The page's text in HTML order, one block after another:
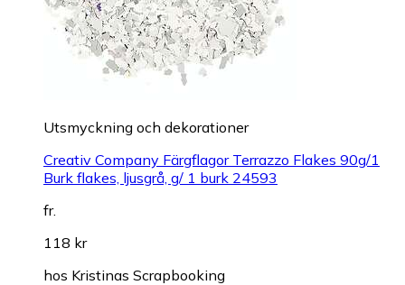
Utsmyckning och dekorationer
Creativ Company Färgflagor Terrazzo Flakes 90g/1
Burk flakes, ljusgrå, g/ 1 burk 24593
fr.
118 kr
hos Kristinas Scrapbooking